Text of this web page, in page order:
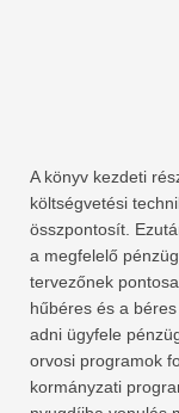
A könyv kezdeti
költségvetési
összpontosít.
a megfelelő
tervezőnek
hűbéres és a
adni ügyfele
orvosi programok
kormányzati